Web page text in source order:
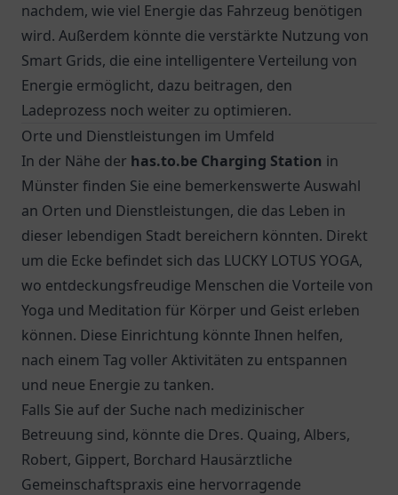
nachdem, wie viel Energie das Fahrzeug benötigen
wird. Außerdem könnte die verstärkte Nutzung von
Smart Grids, die eine intelligentere Verteilung von
Energie ermöglicht, dazu beitragen, den
Ladeprozess noch weiter zu optimieren.
Orte und Dienstleistungen im Umfeld
In der Nähe der has.to.be Charging Station in
Münster finden Sie eine bemerkenswerte Auswahl
an Orten und Dienstleistungen, die das Leben in
dieser lebendigen Stadt bereichern könnten. Direkt
um die Ecke befindet sich das LUCKY LOTUS YOGA,
wo entdeckungsfreudige Menschen die Vorteile von
Yoga und Meditation für Körper und Geist erleben
können. Diese Einrichtung könnte Ihnen helfen,
nach einem Tag voller Aktivitäten zu entspannen
und neue Energie zu tanken.
Falls Sie auf der Suche nach medizinischer
Betreuung sind, könnte die Dres. Quaing, Albers,
Robert, Gippert, Borchard Hausärztliche
Gemeinschaftspraxis eine hervorragende